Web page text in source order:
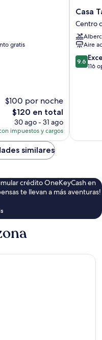
gratis
$100 por noche
El
precio
actual
es
de
$120
$120 en total
30 ago - 31 ago
impuestos y cargos
Casa
Tavera
Centro
de
Mérida
Casa
Centro
Aire
9.6
de
9.6
116
similares
crédito OneKeyCash en
te llevan a más aventuras!